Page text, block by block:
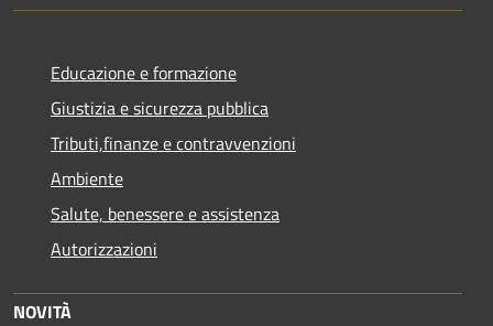
Educazione e formazione
Giustizia e sicurezza pubblica
Tributi,finanze e contravvenzioni
Ambiente
Salute, benessere e assistenza
Autorizzazioni
NOVITÀ